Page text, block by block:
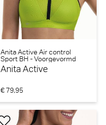
Anita Active Air control
Sport BH - Voorgevormd
(Apple green)
Anita Active
€ 79,95